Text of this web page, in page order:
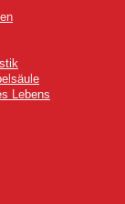
Lebens